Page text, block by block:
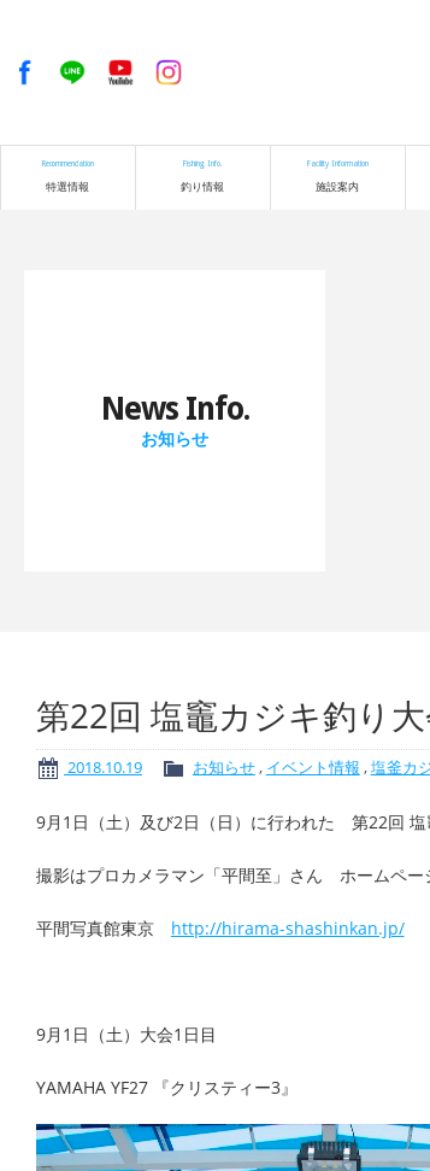
Recommendation
特選情報
Fishing Info.
釣り情報
Facility Information
施設案内
News Info.
お知らせ
第22回 塩竈カジキ釣り
2018.10.19 お知らせ, イベント情報 ,塩釜カ
9月1日（土）及び2日（日）に行われた 第22回 塩
撮影はプロカメラマン「平間至」さん ホームペー
平間写真館東京 http://hirama-shashinkan.jp/
9月1日（土）大会1日目
YAMAHA YF27 『クリスティー3』